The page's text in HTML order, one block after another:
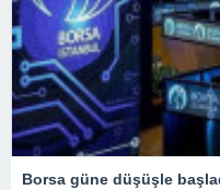
Borsa güne düşüşle